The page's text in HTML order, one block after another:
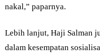
nakal,” paparnya.
Lebih lanjut, Haji Salman
dalam kesempatan